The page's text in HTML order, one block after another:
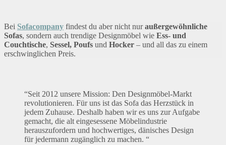
Bei Sofacompany findest du aber nicht nuraußergewöhnliche
Sofas, sondern auch trendige Designmöbel wie Ess- und
Couchtische, Sessel, Poufs und Hocker – und all das zu einem
erschwinglichen Preis.
“Seit 2012 unsere Mission: Den Designmöbel-Markt
revolutionieren. Für uns ist das Sofa das Herzstück in
jedem Zuhause. Deshalb haben wir es uns zur Aufgabe
gemacht, die alt eingesessene Möbelindustrie
herauszufordern und hochwertiges, dänisches Design
für jedermann zugänglich zu machen. “